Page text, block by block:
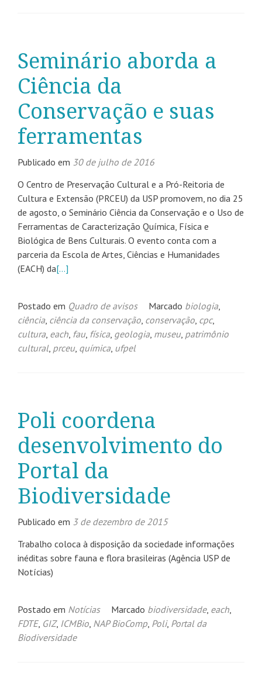
Seminário aborda a
Ciência da
Conservação e suas
ferramentas
Publicado em 30 de julho de 2016
O Centro de Preservação Cultural e a Pró-Reitoria de
Cultura e Extensão (PRCEU) da USP promovem, no dia 25
de agosto, o Seminário Ciência da Conservação e o Uso de
Ferramentas de Caracterização Química, Física e
Biológica de Bens Culturais. O evento conta com a
parceria da Escola de Artes, Ciências e Humanidades
(EACH) da[…]
Postado em Quadro de avisos Marcado biologia,
ciência, ciência da conservação, conservação, cpc,
cultura, each, fau, física, geologia, museu, patrimônio
cultural, prceu, química, ufpel
Poli coordena
desenvolvimento do
Portal da
Biodiversidade
Publicado em 3 de dezembro de 2015
Trabalho coloca à disposição da sociedade informações
inéditas sobre fauna e flora brasileiras (Agência USP de
Notícias)
Postado em Notícias Marcado biodiversidade, each,
FDTE, GIZ, ICMBio, NAP BioComp, Poli, Portal da
Biodiversidade